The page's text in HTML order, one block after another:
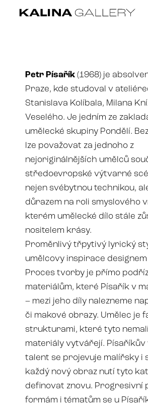
Petr Písařík (1968) je
Praze, kde studoval v
Stanislava Kolíbala, Milana
Veselého. Je jedním ze
umělecké skupiny Pondělí.
lze považovat za jednoho z
nejoriginálnějších umělců
středoevropské výtvarné
nejen svébytnou technikou,
důrazem na roli smyslového
kterém umělecké dílo stále
nositelem krásy.
Proměnlivý třpytivý lyrický
umělcovy inspirace designem
Proces tvorby je přímo
materiálům, které Písařík v
– mezi jeho díly nalezneme
či makové obrazy. Umělec je
strukturami, které tyto
materiály vytvářejí.
talent se projevuje malířsky i
každý nový obraz nutí tyto
definovat znovu. Progresivní
formám i tématům se u